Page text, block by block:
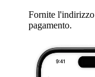
Fornite
pagamento.